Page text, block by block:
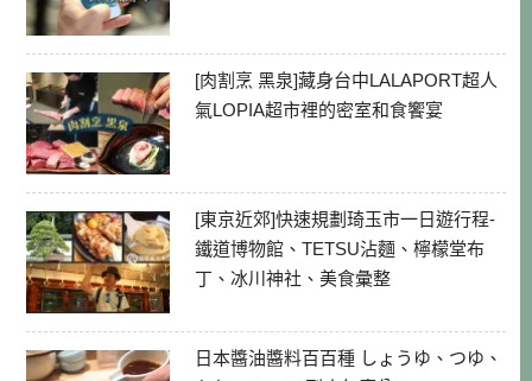
[肉割烹 黑泉]藏身台中LALAPORT超人
氣LOPIA超市裡的密室和食饗宴
[東京近郊]快速規劃琦玉市一日遊行程-
鐵道博物館、TETSU沾麵、檸檬堂布
丁、冰川神社、美食彙整
日本醬油醬料百百種 しょうゆ、つゆ、